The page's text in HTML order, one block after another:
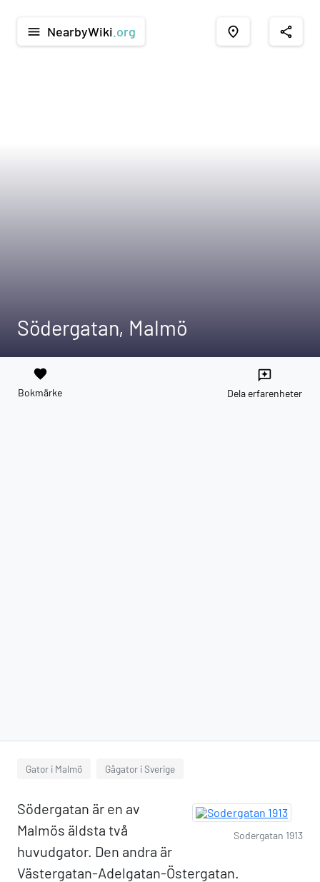
menu NearbyWiki .org place share
Södergatan, Malmö
favorite
Bokmärke
reviews
Dela erfarenheter
Gator i Malmö Gågator i Sverige
Sodergatan 1913
Södergatan är en av
Malmös äldsta två
huvudgator. Den andra är
Västergatan-Adelgatan-Östergatan.